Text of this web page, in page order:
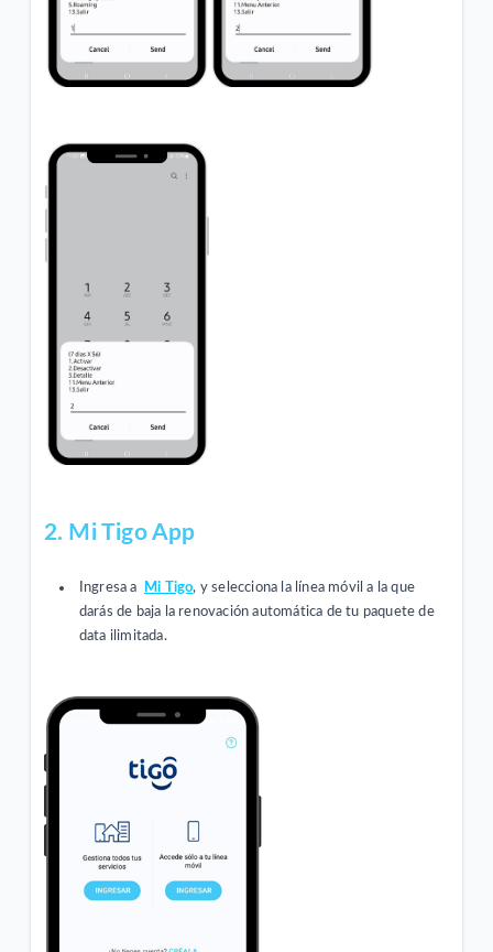
2. Mi Tigo App
Ingresa a Mi Tigo, y selecciona la línea móvil a la que
darás de baja la renovación automática de tu paquete de
data ilimitada.